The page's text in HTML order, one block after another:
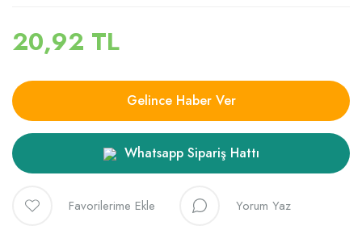
20,92 TL
Gelince Haber Ver
Whatsapp Sipariş Hattı
Yorum Yaz